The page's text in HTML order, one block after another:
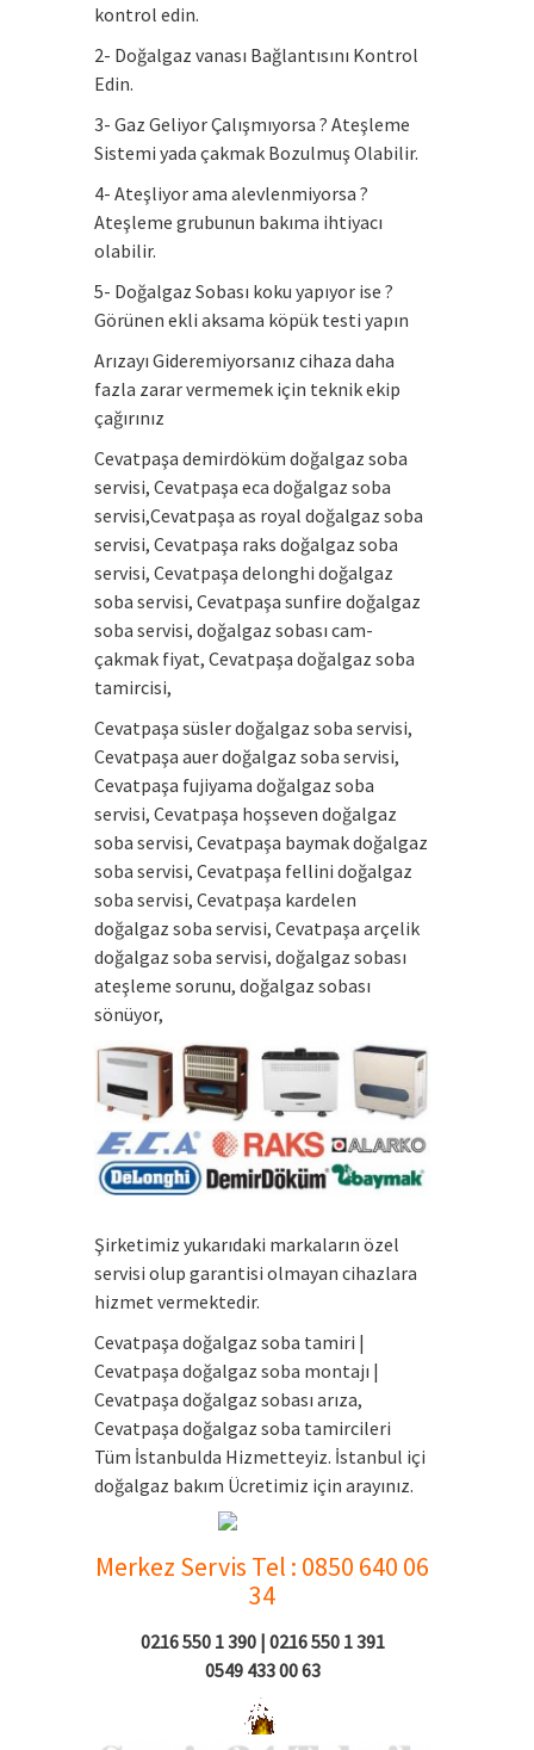
kontrol edin.
2- Doğalgaz vanası Bağlantısını Kontrol
Edin.
3- Gaz Geliyor Çalışmıyorsa ? Ateşleme
Sistemi yada çakmak Bozulmuş Olabilir.
4- Ateşliyor ama alevlenmiyorsa ?
Ateşleme grubunun bakıma ihtiyacı
olabilir.
5- Doğalgaz Sobası koku yapıyor ise ?
Görünen ekli aksama köpük testi yapın
Arızayı Gideremiyorsanız cihaza daha
fazla zarar vermemek için teknik ekip
çağırınız
Cevatpaşa demirdöküm doğalgaz soba
servisi, Cevatpaşa eca doğalgaz soba
servisi,Cevatpaşa as royal doğalgaz soba
servisi, Cevatpaşa raks doğalgaz soba
servisi, Cevatpaşa delonghi doğalgaz
soba servisi, Cevatpaşa sunfire doğalgaz
soba servisi, doğalgaz sobası cam-
çakmak fiyat, Cevatpaşa doğalgaz soba
tamircisi,
Cevatpaşa süsler doğalgaz soba servisi,
Cevatpaşa auer doğalgaz soba servisi,
Cevatpaşa fujiyama doğalgaz soba
servisi, Cevatpaşa hoşseven doğalgaz
soba servisi, Cevatpaşa baymak doğalgaz
soba servisi, Cevatpaşa fellini doğalgaz
soba servisi, Cevatpaşa kardelen
doğalgaz soba servisi, Cevatpaşa arçelik
doğalgaz soba servisi, doğalgaz sobası
ateşleme sorunu, doğalgaz sobası
sönüyor,
Şirketimiz yukarıdaki markaların özel
servisi olup garantisi olmayan cihazlara
hizmet vermektedir.
Cevatpaşa doğalgaz soba tamiri |
Cevatpaşa doğalgaz soba montajı |
Cevatpaşa doğalgaz sobası arıza,
Cevatpaşa doğalgaz soba tamircileri
Tüm İstanbulda Hizmetteyiz. İstanbul içi
doğalgaz bakım Ücretimiz için arayınız.
Merkez Servis Tel : 0850 640 06
34
0216 550 1 390 | 0216 550 1 391
0549 433 00 63